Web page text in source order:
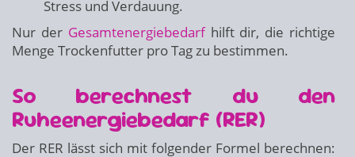
Stress und Verdauung.
Nur der Gesamtenergiebedarfhilft dir, die richtige
Menge Trockenfutter pro Tag zu bestimmen.
So berechnest du den
Ruheenergiebedarf (RER)
Der RER lässt sich mit folgender Formel berechnen: